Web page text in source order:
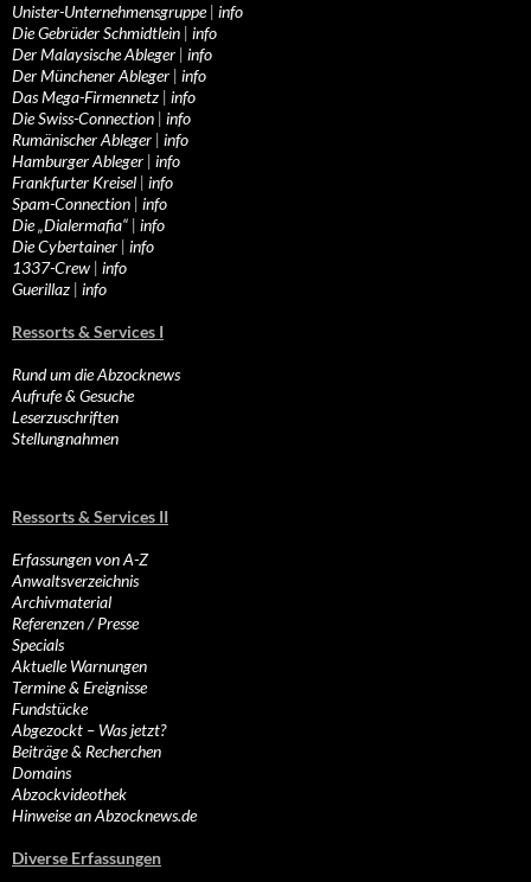
Unister-Unternehmensgruppe| info
Die Gebrüder Schmidtlein | info
Der Malaysische Ableger | info
Der Münchener Ableger | info
Das Mega-Firmennetz | info
Die Swiss-Connection | info
Rumänischer Ableger | info
Hamburger Ableger | info
Frankfurter Kreisel | info
Spam-Connection | info
Die „Dialermafia“ | info
Die Cybertainer | info
1337-Crew | info
Guerillaz | info
Ressorts & Services I
Rund um die Abzocknews
Aufrufe & Gesuche
Leserzuschriften
Stellungnahmen
Ressorts & Services II
Erfassungen von A-Z
Anwaltsverzeichnis
Archivmaterial
Referenzen / Presse
Specials
Aktuelle Warnungen
Termine & Ereignisse
Fundstücke
Abgezockt – Was jetzt?
Beiträge & Recherchen
Domains
Abzockvideothek
Hinweise an Abzocknews.de
Diverse Erfassungen